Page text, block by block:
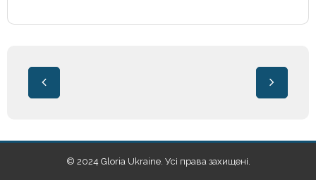
© 2024 Gloria Ukraine. Усі права захищені.